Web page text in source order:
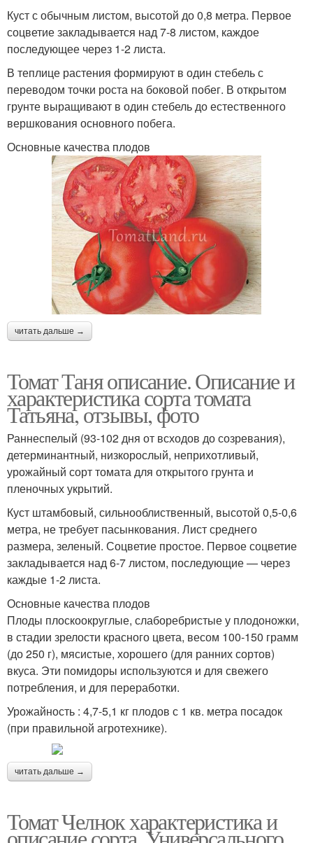
Куст с обычным листом, высотой до 0,8 метра. Первое
соцветие закладывается над 7-8 листом, каждое
последующее через 1-2 листа.
В теплице растения формируют в один стебель с
переводом точки роста на боковой побег. В открытом
грунте выращивают в один стебель до естественного
вершкования основного побега.
Основные качества плодов
читать дальше →
Томат Таня описание. Описание и
характеристика сорта томата
Татьяна, отзывы, фото
Раннеспелый (93-102 дня от всходов до созревания),
детерминантный, низкорослый, неприхотливый,
урожайный сорт томата для открытого грунта и
пленочных укрытий.
Куст штамбовый, сильнооблиственный, высотой 0,5-0,6
метра, не требует пасынкования. Лист среднего
размера, зеленый. Соцветие простое. Первое соцветие
закладывается над 6-7 листом, последующие — через
каждые 1-2 листа.
Основные качества плодов
Плоды плоскоокруглые, слаборебристые у плодоножки,
в стадии зрелости красного цвета, весом 100-150 грамм
(до 250 г), мясистые, хорошего (для ранних сортов)
вкуса. Эти помидоры используются и для свежего
потребления, и для переработки.
Урожайность : 4,7-5,1 кг плодов с 1 кв. метра посадок
(при правильной агротехнике).
читать дальше →
Томат Челнок характеристика и